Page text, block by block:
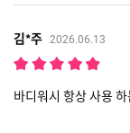
김*주 2026.06.13
바디워시 항상 사용